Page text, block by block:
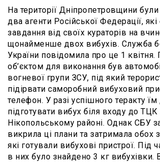
На території Дніпропетровщини
два агенти Російської Федерації,
завдання від своїх кураторів на
щонайменше двох вибухів. Служба
України повідомила про це 1
об’єктом для виконання був
вогневої групи ЗСУ, під який
підірвати саморобний вибуховий
телефон. У разі успішного теракту
підготувати вибух біля входу до ТЦК
Нікопольському районі. Однак СБУ
викрила ці плани та затримала обох
які готували вибухові пристрої. Під
в них було знайдено 3 кг вибухівки.